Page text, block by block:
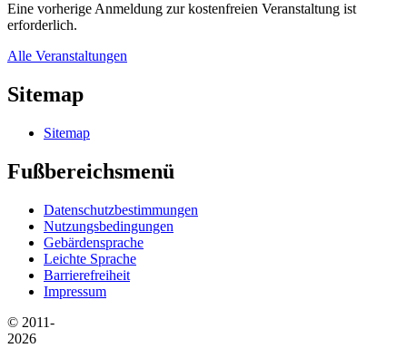
Eine vorherige Anmeldung zur kostenfreien Veranstaltung ist
erforderlich.
Alle Veranstaltungen
Sitemap
Sitemap
Fußbereichsmenü
Datenschutzbestimmungen
Nutzungsbedingungen
Gebärdensprache
Leichte Sprache
Barrierefreiheit
Impressum
© 2011-
2026